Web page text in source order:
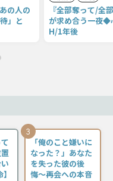
の人の
」と
『全部奪って/全
が求め合う一夜◆
H/1年後
3
「俺のこと嫌いに
なった？」あなた
を失った彼の後
悔〜再会への本音